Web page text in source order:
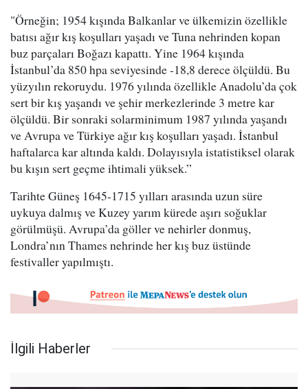
"Örneğin; 1954 kışında Balkanlar ve ülkemizin özellikle
batısı ağır kış koşulları yaşadı ve Tuna nehrinden kopan
buz parçaları Boğazı kapattı. Yine 1964 kışında
İstanbul’da 850 hpa seviyesinde -18,8 derece ölçüldü. Bu
yüzyılın rekoruydu. 1976 yılında özellikle Anadolu’da çok
sert bir kış yaşandı ve şehir merkezlerinde 3 metre kar
ölçüldü. Bir sonraki solarminimum 1987 yılında yaşandı
ve Avrupa ve Türkiye ağır kış koşulları yaşadı. İstanbul
haftalarca kar altında kaldı. Dolayısıyla istatistiksel olarak
bu kışın sert geçme ihtimali yüksek.”
Tarihte Güneş 1645-1715 yılları arasında uzun süre
uykuya dalmış ve Kuzey yarım kürede aşırı soğuklar
görülmüşü. Avrupa’da göller ve nehirler donmuş,
Londra’nın Thames nehrinde her kış buz üstünde
festivaller yapılmıştı.
İlgili Haberler